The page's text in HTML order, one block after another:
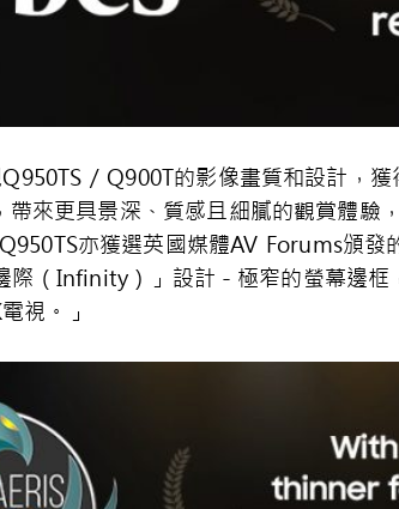
Q950TS / Q900T的影像畫質和設計，
帶來更具景深、質感且細膩的觀賞體驗
Q950TS亦獲選英國媒體AV Forums頒發
際（ Infinity ）」設計－極窄的螢幕邊框
電視。」